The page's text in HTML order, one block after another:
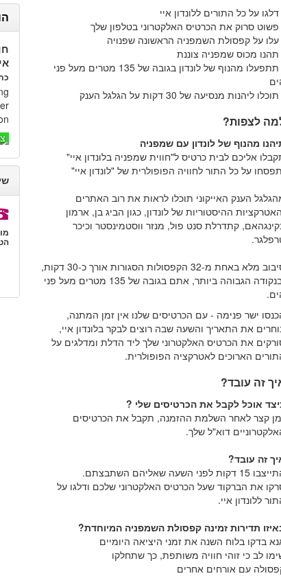
על כל התורים ללונדון איי
סרוק את הכרטיס האלקטרוני בטלפון שלך
על קפסולת השמפניה הראשונה שפנויה
מכוס שמפניה צוננת
- תתפעלו מהנוף של לונדון בגובה של 135 מטרים מעל פני
ליהנות מנסיעה של 30 דקות על הגלגל הענק
לצפות?
מהנוף של לונדון עם שמפניה
אליכם לבית כרטיס ל"חווית שמפניה בלונדון איי"
על כל התור לחוויה הפופולרית של "לונדון איי"
הענק האייקוני תוכלו לראות את רוב האתרים
ההיסטוריות של לונדון, כגון הביג בן, ארמון
קתדרלת סנט פול, מנזר ווסטמינסטר וכיכר
סיבוב מלא באחת מ-32 הקפסולות הסגורות אורך כ-30 דקות,
ובנקודה הגבוהה ביותר, אתם בגובה של 135 מטרים מעל פני
ישר פנימה - עם הכרטיסים שלנו אין זמן המתנה,
את התאריך והשעה שבה רוצים לבקר בלונדון איי,
את הכרטיס האלקטרוני שלך ליד הדלת ומדלגים על
הארוכים לאטרקציה הפופולרית.
זה עובד?
אוכל לקבל את הכרטיסים שלי ?
קצר לאחר השלמת ההזמנה, תקבל את הכרטיסים
דוא"ל שלך.
זה עובד?
15 דקות לפני השעה שאליהם השתבצתם.
את הברקוד שעל הכרטיס האלקטרוני שלכם ודלגו על
ללונדון איי.
תדירות זמינה קפסולת השמפניה המיוחדת?
בדקו בלוח השנה את זמני היציאה היומיים
לב כי זוהי חוויה משותפת, כך שתחלקו
עם אורחים אחרים